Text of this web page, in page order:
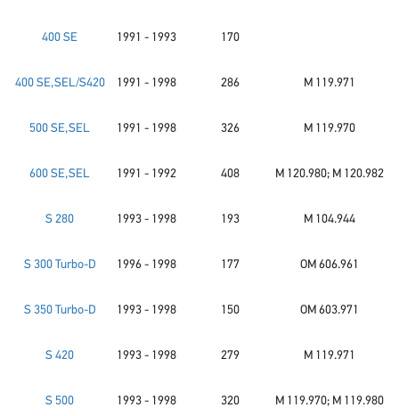
400 SE 1991 - 1993 170
400 SE,SEL/S420 1991 - 1998 286 M 119.971
500 SE,SEL 1991 - 1998 326 M 119.970
600 SE,SEL 1991 - 1992 408 M 120.980; M 120.982
S 280 1993 - 1998 193 M 104.944
S 300 Turbo-D 1996 - 1998 177 OM 606.961
S 350 Turbo-D 1993 - 1998 150 OM 603.971
S 420 1993 - 1998 279 M 119.971
S 500 1993 - 1998 320 M 119.970; M 119.980